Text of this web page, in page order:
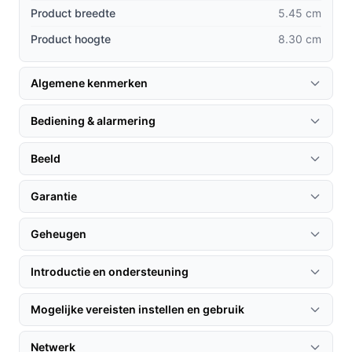
essentieel is voor uw veiligheid.
AI-gestuurde detectie:De camera herkent
mensen, voertuigen en zelfs huisdieren, waardoor
u alleen relevante meldingen ontvangt.
Gebruik & praktische tips
Voor optimaal gebruik van uw eufyCam C35, volgen hier
enkele tips:
Installatie & setup
1. Kies een geschikte plek voor de camera, zowel
binnen als buiten.
2. Bevestig de camera met de meegeleverde
montagebeugel.
3. Download de eufy-app en volg de instructies voor de
installatie. Zorg ervoor dat uw app up-to-date is voor de
Product breedte
5.45 cm
Product hoogte
8.30 cm
Algemene kenmerken
Bediening & alarmering
Beeld
Garantie
Geheugen
Introductie en ondersteuning
Mogelijke vereisten instellen en gebruik
Netwerk